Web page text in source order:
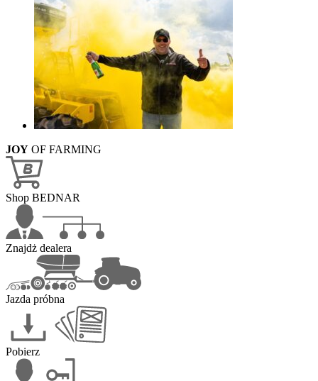
JOY OF FARMING
Shop BEDNAR
Znajdż dealera
Jazda próbna
Pobierz